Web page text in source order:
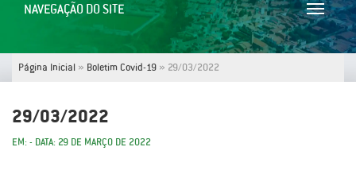
Toggle
NAVEGAÇÃO DO SITE
Página Inicial » Boletim Covid-19 » 29/03/2022
29/03/2022
EM: - DATA: 29 DE MARÇO DE 2022